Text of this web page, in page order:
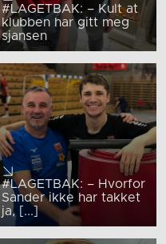
#LAGETBAK: – Kult at
klubben har gitt meg
sjansen
#LAGETBAK: – Hvorfor
Sander ikke har takket
ja, [...]